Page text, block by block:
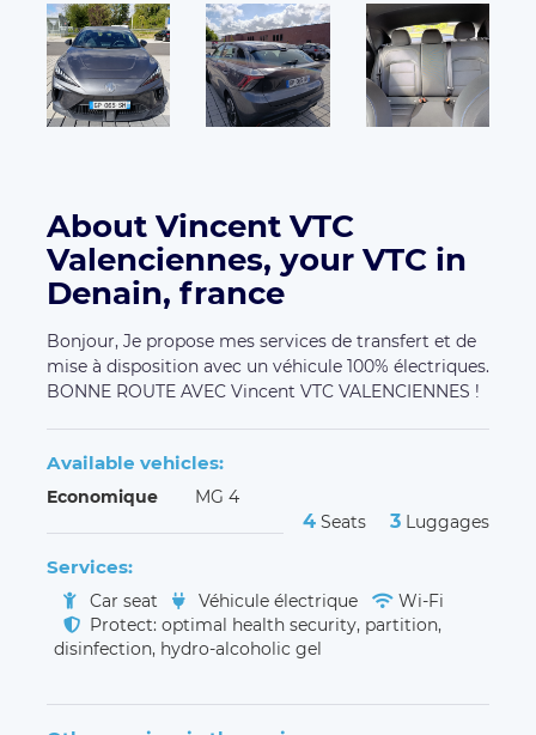
About Vincent VTC
Valenciennes, your VTC in
Denain, france
Bonjour, Je propose mes services de transfert et de
mise à disposition avec un véhicule 100% électriques.
BONNE ROUTE AVEC Vincent VTC VALENCIENNES !
Available vehicles:
Economique MG 4
4 Seats 3 Luggages
Services:
Car seat Véhicule électrique
Wi-Fi
Protect: optimal health security, partition,
disinfection, hydro-alcoholic gel